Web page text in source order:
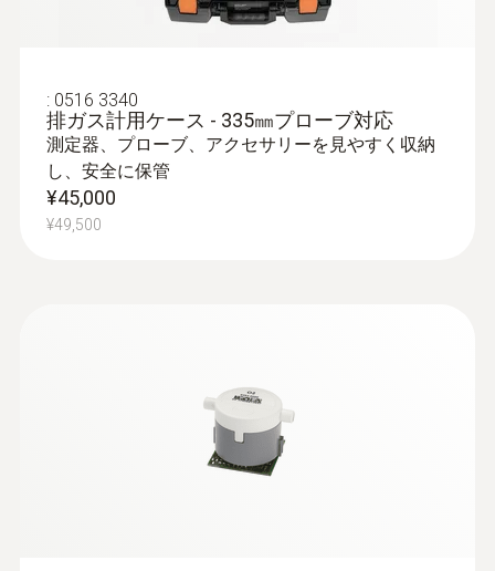
排ガスプローブ - φ8mm / 700㎜ /
¥140,000
¥154,000
: 0516 3340
排ガス計用ケース - 335㎜プローブ対応
測定器、プローブ、アクセサリーを見やすく収納
し、安全に保管
¥45,000
¥49,500